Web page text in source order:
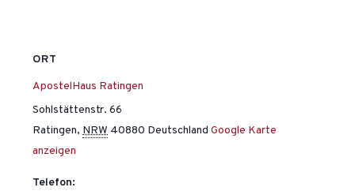
ORT
ApostelHaus Ratingen
Sohlstättenstr. 66
Ratingen, NRW 40880 Deutschland Google Karte
anzeigen
Telefon: